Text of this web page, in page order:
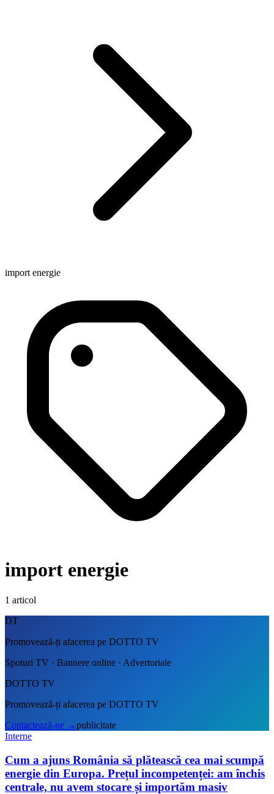
import energie
import energie
1 articol
DT
Promovează-ți afacerea pe DOTTO TV
Spoturi TV · Bannere online · Advertoriale
DOTTO TV
Promovează-ți afacerea pe DOTTO TV
Contactează-ne →publicitate
Interne
Cum a ajuns România să plătească cea mai scumpă
energie din Europa. Prețul incompetenței: am închis
centrale, nu avem stocare și importăm masiv